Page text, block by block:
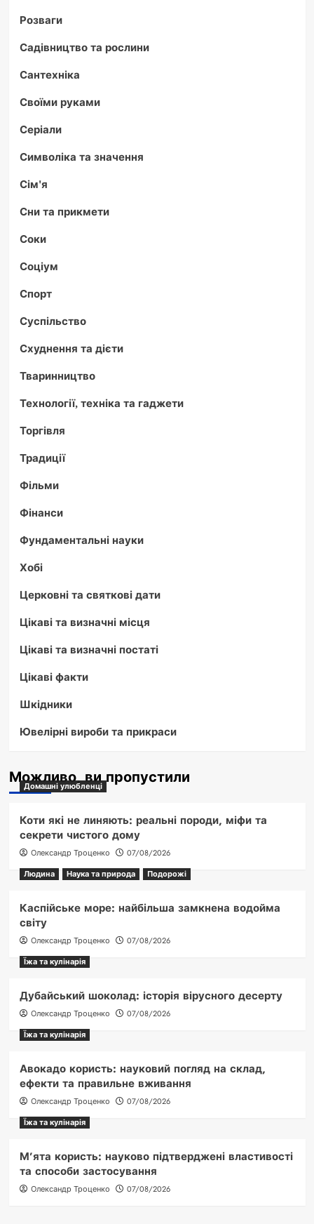
Розваги
Садівництво та рослини
Сантехніка
Своїми руками
Серіали
Символіка та значення
Сім'я
Сни та прикмети
Соки
Соціум
Спорт
Суспільство
Схуднення та дієти
Тваринництво
Технології, техніка та гаджети
Торгівля
Традиції
Фільми
Фінанси
Фундаментальні науки
Хобі
Церковні та святкові дати
Цікаві та визначні місця
Цікаві та визначні постаті
Цікаві факти
Шкідники
Ювелірні вироби та прикраси
Можливо, ви пропустили
Домашні улюбленці
Коти які не линяють: реальні породи, міфи та
секрети чистого дому
Олександр Троценко
07/08/2026
Людина
Наука та природа Подорожі
Каспійське море: найбільша замкнена водойма
світу
Олександр Троценко
07/08/2026
Їжа та кулінарія
Дубайський шоколад: історія вірусного десерту
Олександр Троценко
07/08/2026
Їжа та кулінарія
Авокадо користь: науковий погляд на склад,
ефекти та правильне вживання
Олександр Троценко
07/08/2026
Їжа та кулінарія
М’ята користь: науково підтверджені властивості
та способи застосування
Олександр Троценко 07/08/2026